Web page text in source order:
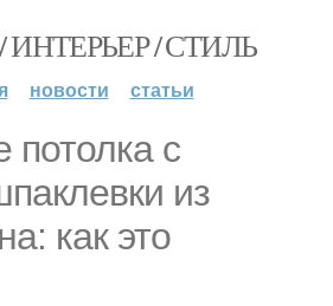
/ СТИЛЬ
новости статьи
потолка с
из
как это